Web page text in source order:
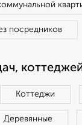
посредников
Коттеджи
Деревянные